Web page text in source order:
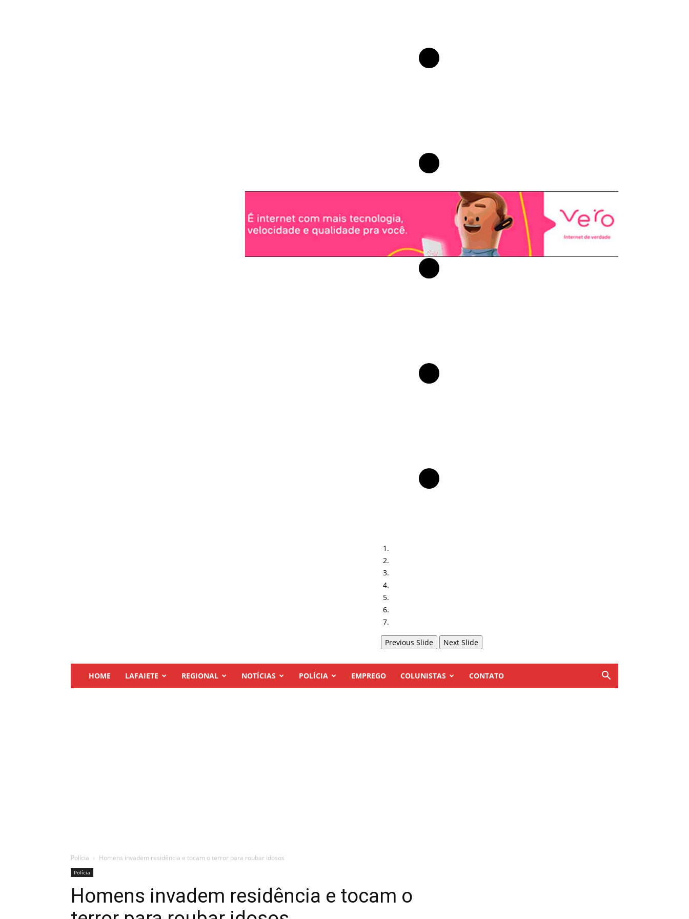
Previous Slide Next Slide
HOME LAFAIETE REGIONAL NOTÍCIAS POLÍCIA EMPREGO COLUNISTAS CONTATO
Polícia Homens invadem residência e tocam o terror para roubar idosos
Polícia
Homens invadem residência e tocam o